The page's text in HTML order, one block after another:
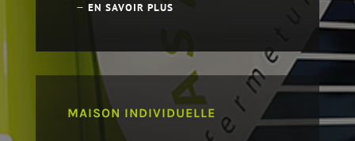
EN SAVOIR PLUS
MAISON INDIVIDUELLE